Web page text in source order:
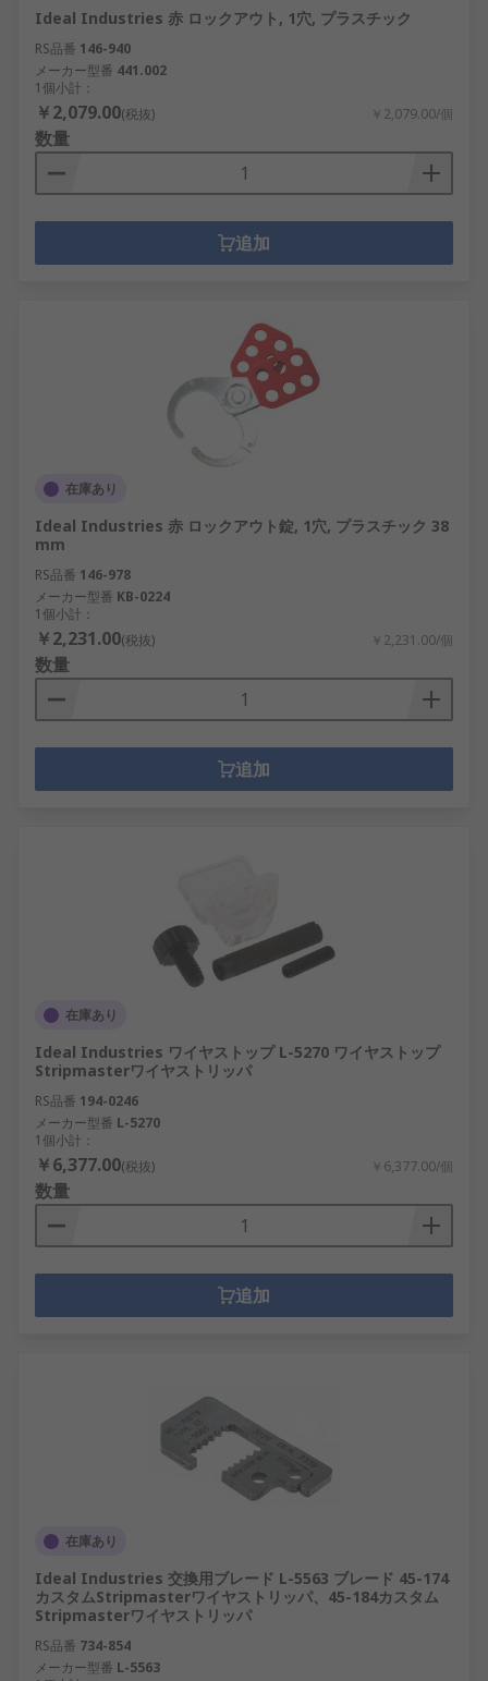
Ideal Industries 赤 ロックアウト, 1穴, プラスチック
RS品番 146-940
メーカー型番 441.002
1個小計：
￥2,079.00(税抜) ￥2,079.00/個
数量
追加
在庫あり
Ideal Industries 赤 ロックアウト錠, 1穴, プラスチック 38
mm
RS品番 146-978
メーカー型番 KB-0224
1個小計：
￥2,231.00(税抜) ￥2,231.00/個
数量
追加
在庫あり
Ideal Industries ワイヤストップ L-5270 ワイヤストップ
Stripmasterワイヤストリッパ
RS品番 194-0246
メーカー型番 L-5270
1個小計：
￥6,377.00(税抜) ￥6,377.00/個
数量
追加
在庫あり
Ideal Industries 交換用ブレード L-5563 ブレード 45-174
カスタムStripmasterワイヤストリッパ、45-184カスタム
Stripmasterワイヤストリッパ
RS品番 734-854
メーカー型番 L-5563